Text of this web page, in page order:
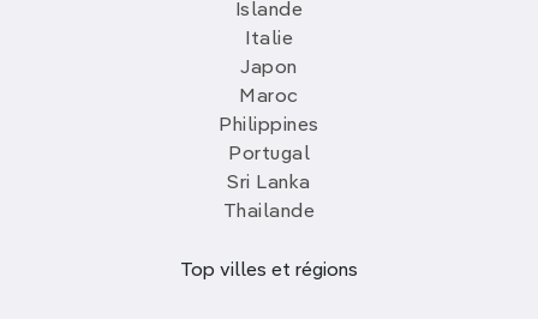
Islande
Italie
Japon
Maroc
Philippines
Portugal
Sri Lanka
Thailande
Top villes et régions